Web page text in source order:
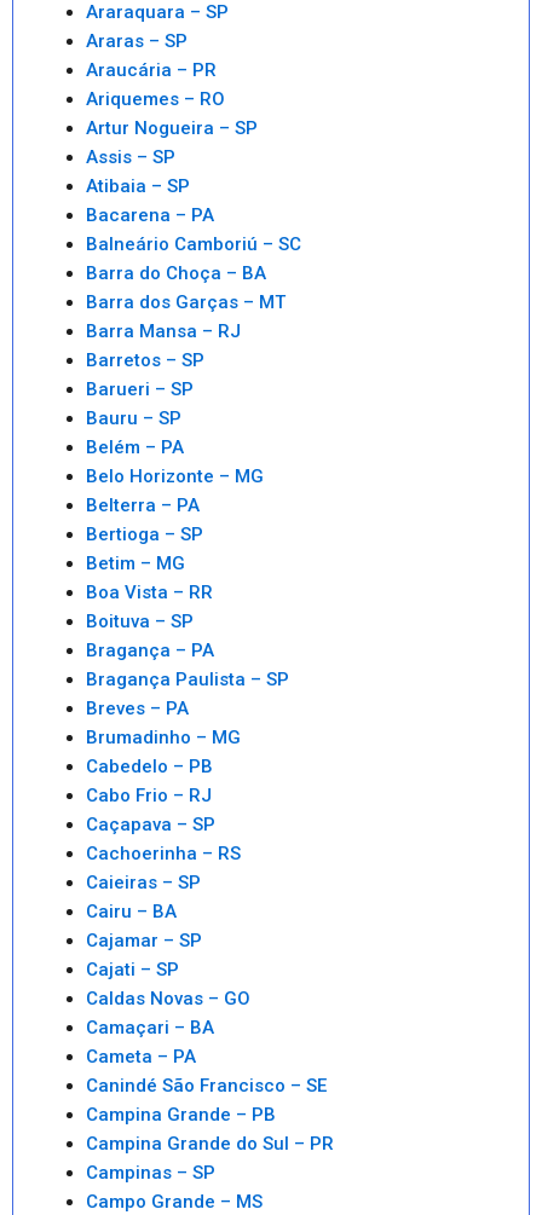
Araraquara – SP
Araras – SP
Araucária – PR
Ariquemes – RO
Artur Nogueira – SP
Assis – SP
Atibaia – SP
Bacarena – PA
Balneário Camboriú – SC
Barra do Choça – BA
Barra dos Garças – MT
Barra Mansa – RJ
Barretos – SP
Barueri – SP
Bauru – SP
Belém – PA
Belo Horizonte – MG
Belterra – PA
Bertioga – SP
Betim – MG
Boa Vista – RR
Boituva – SP
Bragança – PA
Bragança Paulista – SP
Breves – PA
Brumadinho – MG
Cabedelo – PB
Cabo Frio – RJ
Caçapava – SP
Cachoerinha – RS
Caieiras – SP
Cairu – BA
Cajamar – SP
Cajati – SP
Caldas Novas – GO
Camaçari – BA
Cameta – PA
Canindé São Francisco – SE
Campina Grande – PB
Campina Grande do Sul – PR
Campinas – SP
Campo Grande – MS